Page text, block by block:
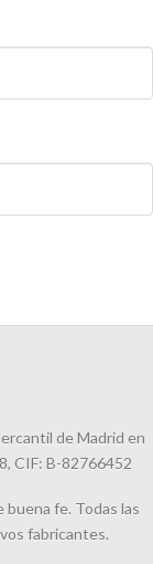
de Madrid en
CIF: B-82766452
fe. Todas las
fabricantes.